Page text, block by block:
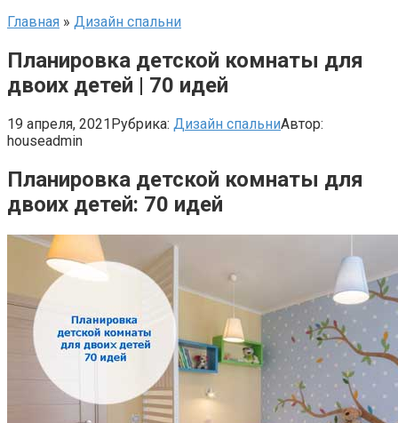
Главная » Дизайн спальни
Планировка детской комнаты для
двоих детей | 70 идей
19 апреля, 2021Рубрика: Дизайн спальниАвтор:
houseadmin
Планировка детской комнаты для
двоих детей: 70 идей